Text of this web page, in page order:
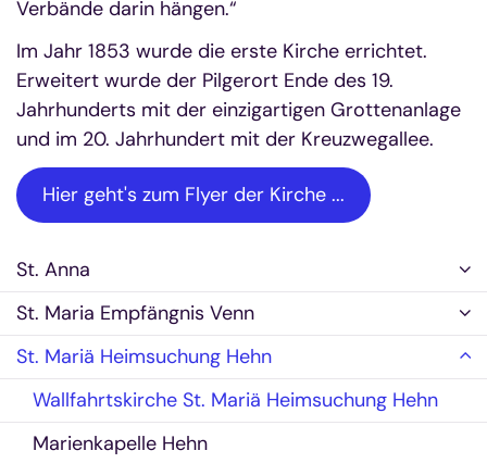
Verbände darin hängen.“
Im Jahr 1853 wurde die erste Kirche errichtet.
Erweitert wurde der Pilgerort Ende des 19.
Jahrhunderts mit der einzigartigen Grottenanlage
und im 20. Jahrhundert mit der Kreuzwegallee.
Hier geht's zum Flyer der Kirche ...
St. Anna
St. Maria Empfängnis Venn
St. Mariä Heimsuchung Hehn
Wallfahrtskirche St. Mariä Heimsuchung Hehn
Marienkapelle Hehn